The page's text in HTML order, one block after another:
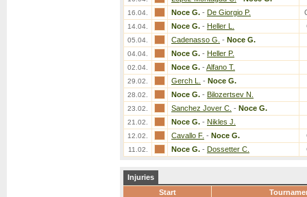
16.04. Noce G. - De Giorgio P.
14.04. Noce G. - Heller L.
05.04. Cadenasso G. - Noce G.
04.04. Noce G. - Heller P.
02.04. Noce G. - Alfano T.
29.02. Gerch L. - Noce G.
28.02. Noce G. - Bilozertsev N.
23.02. Sanchez Jover C. - Noce G.
21.02. Noce G. - Nikles J.
12.02. Cavallo F. - Noce G.
11.02. Noce G. - Dossetter C.
Injuries
Start